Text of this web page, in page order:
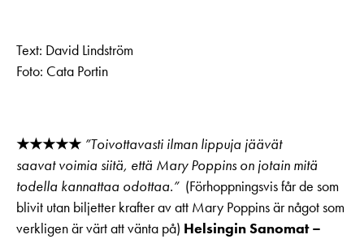
Text: David Lindström
Foto: Cata Portin
★★★★★ ”Toivottavasti ilman lippuja jäävät
saavat voimia siitä, että Mary Poppins on jotain mitä
todella kannattaa odottaa.” (Förhoppningsvis får de som
blivit utan biljetter krafter av att Mary Poppins är något som
verkligen är värt att vänta på) Helsingin Sanomat –